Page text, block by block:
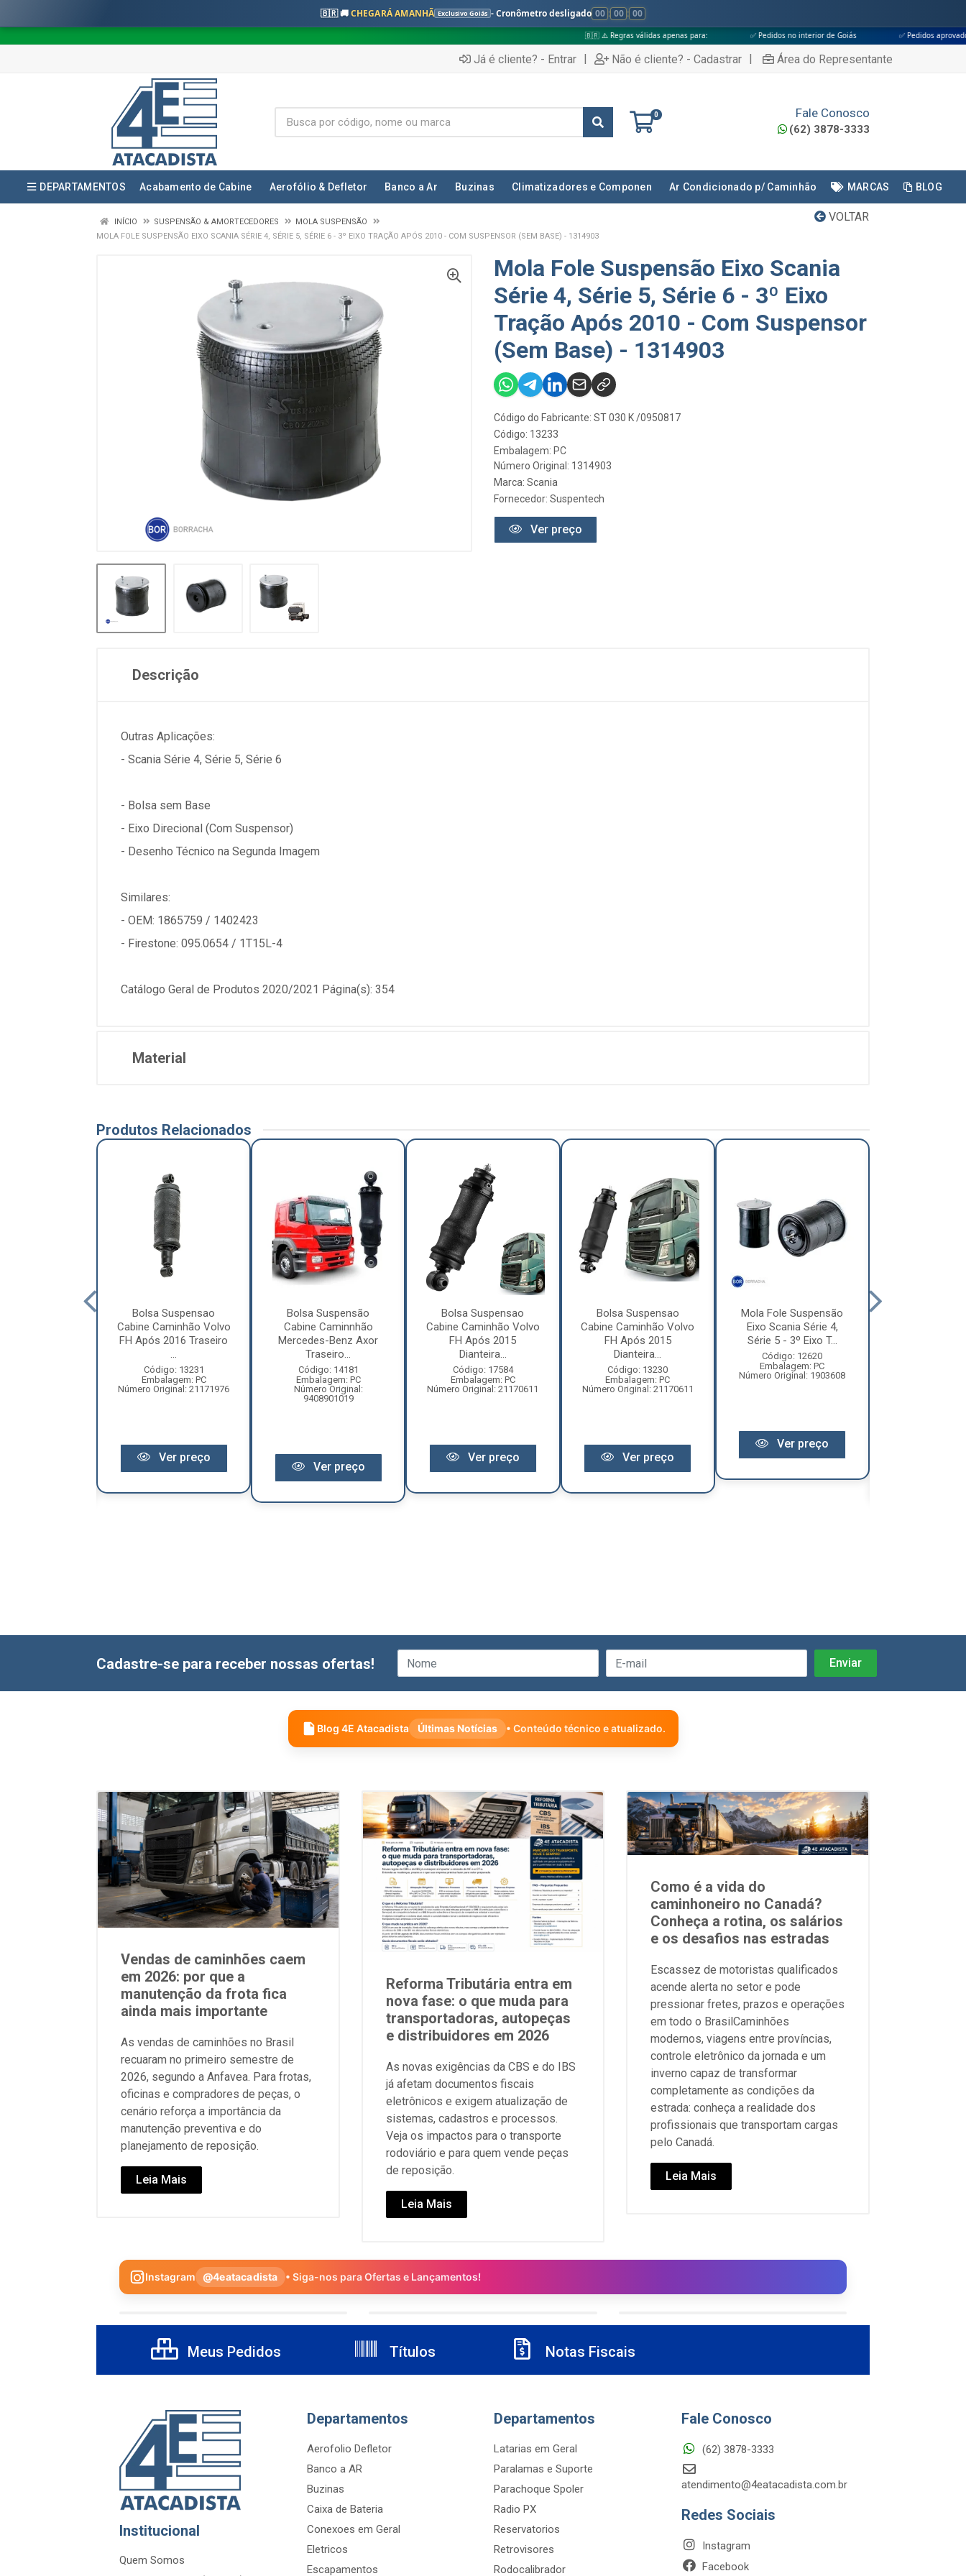
🇧🇷 🚚CHEGARÁ AMANHÃ Exclusivo Goiás - Cronômetro desligado 00 : 00 : 00
🇧🇷 ⚠️ Regras válidas apenas para: ✅ Pedidos no interior de Goiás ✅ Pedidos aprovados até às 18h
Já é cliente? - Entrar | Não é cliente? - Cadastrar | Área do Representante
0 Fale Conosco
(62) 3878-3333
DEPARTAMENTOS Acabamento de Cabine Aerofólio & Defletor Banco a Ar Buzinas Climatizadores e Componen Ar Condicionado p/ Caminhão MARCAS BLOG
VOLTAR
INÍCIO SUSPENSÃO & AMORTECEDORES
MOLA SUSPENSÃO
MOLA FOLE SUSPENSÃO EIXO SCANIA SÉRIE 4, SÉRIE 5, SÉRIE 6 - 3º EIXO TRAÇÃO APÓS 2010 - COM SUSPENSOR (SEM BASE) - 1314903
Mola Fole Suspensão Eixo Scania
Série 4, Série 5, Série 6 - 3º Eixo
Tração Após 2010 - Com Suspensor
(Sem Base) - 1314903
Código do Fabricante: ST 030 K /0950817
Código: 13233
Embalagem: PC
Número Original: 1314903
Marca: Scania
Fornecedor: Suspentech
Ver preço
Descrição
Outras Aplicações:
- Scania Série 4, Série 5, Série 6
- Bolsa sem Base
- Eixo Direcional (Com Suspensor)
- Desenho Técnico na Segunda Imagem
Similares:
- OEM: 1865759 / 1402423
- Firestone: 095.0654 / 1T15L-4
Catálogo Geral de Produtos 2020/2021 Página(s): 354
Material
Produtos Relacionados
Bolsa Suspensao
Cabine Caminhão Volvo
FH Após 2016 Traseiro
...
Código: 13231
Embalagem: PC
Número Original: 21171976
Ver preço
Bolsa Suspensão
Cabine Caminnhão
Mercedes-Benz Axor
Traseiro...
Código: 14181
Embalagem: PC
Número Original:
9408901019
Ver preço
Bolsa Suspensao
Cabine Caminhão Volvo
FH Após 2015
Dianteira...
Código: 17584
Embalagem: PC
Número Original: 21170611
Ver preço
Bolsa Suspensao
Cabine Caminhão Volvo
FH Após 2015
Dianteira...
Código: 13230
Embalagem: PC
Número Original: 21170611
Ver preço
Mola Fole Suspensão
Eixo Scania Série 4,
Série 5 - 3º Eixo T...
Código: 12620
Embalagem: PC
Número Original: 1903608
Ver preço
Cadastre-se para receber nossas ofertas!
Blog 4E Atacadista Últimas Notícias • Conteúdo técnico e atualizado.
Vendas de caminhões caem
em 2026: por que a
manutenção da frota fica
ainda mais importante
As vendas de caminhões no Brasil
recuaram no primeiro semestre de
2026, segundo a Anfavea. Para frotas,
oficinas e compradores de peças, o
cenário reforça a importância da
manutenção preventiva e do
planejamento de reposição.
Leia Mais
Reforma Tributária entra em
nova fase: o que muda para
transportadoras, autopeças
e distribuidores em 2026
As novas exigências da CBS e do IBS
já afetam documentos fiscais
eletrônicos e exigem atualização de
sistemas, cadastros e processos.
Veja os impactos para o transporte
rodoviário e para quem vende peças
de reposição.
Leia Mais
Como é a vida do
caminhoneiro no Canadá?
Conheça a rotina, os salários
e os desafios nas estradas
Escassez de motoristas qualificados
acende alerta no setor e pode
pressionar fretes, prazos e operações
em todo o BrasilCaminhões
modernos, viagens entre províncias,
controle eletrônico da jornada e um
inverno capaz de transformar
completamente as condições da
estrada: conheça a realidade dos
profissionais que transportam cargas
pelo Canadá.
Leia Mais
Instagram @4eatacadista • Siga-nos para Ofertas e Lançamentos!
Meus Pedidos Títulos Notas Fiscais
Institucional
Quem Somos
Departamentos
Aerofolio Defletor
Banco a AR
Buzinas
Caixa de Bateria
Conexoes em Geral
Eletricos
Escapamentos
Departamentos
Latarias em Geral
Paralamas e Suporte
Parachoque Spoler
Radio PX
Reservatorios
Retrovisores
Rodocalibrador
Fale Conosco
(62) 3878-3333
atendimento@4eatacadista.com.br
Redes Sociais
Instagram
Facebook